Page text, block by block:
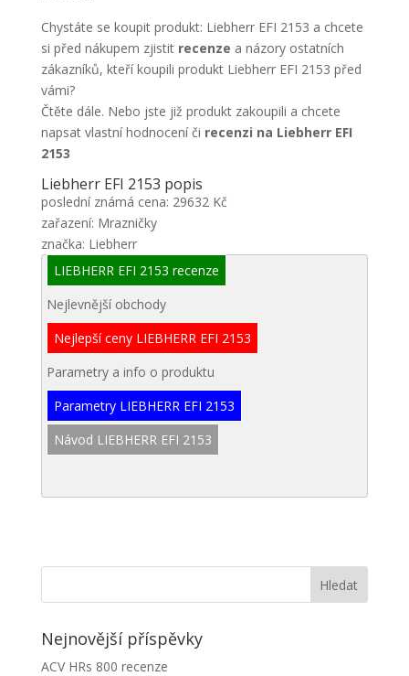
Chystáte se koupit produkt: Liebherr EFI 2153 a chcete
si před nákupem zjistit recenze a názory ostatních
zákazníků, kteří koupili produkt Liebherr EFI 2153 před
vámi?
Čtěte dále. Nebo jste již produkt zakoupili a chcete
napsat vlastní hodnocení či recenzi na Liebherr EFI
2153
Liebherr EFI 2153 popis
poslední známá cena: 29632 Kč
zařazení: Mrazničky
značka: Liebherr
LIEBHERR EFI 2153 recenze
Nejlevnější obchody
Nejlepší ceny LIEBHERR EFI 2153
Parametry a info o produktu
Parametry LIEBHERR EFI 2153
Návod LIEBHERR EFI 2153
Nejnovější příspěvky
ACV HRs 800 recenze